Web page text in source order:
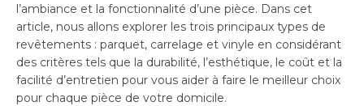
l’ambiance et la fonctionnalité d’une pièce. Dans cet
article, nous allons explorer les trois principaux types de
revêtements : parquet, carrelage et vinyle en considérant
des critères tels que la durabilité, l’esthétique, le coût et la
facilité d’entretien pour vous aider à faire le meilleur choix
pour chaque pièce de votre domicile.